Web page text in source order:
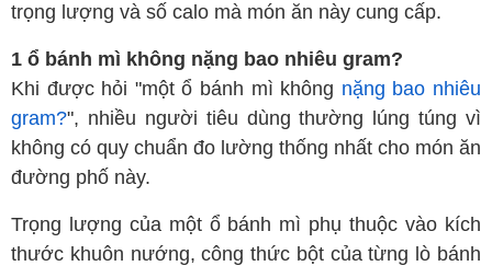
trọng lượng và số calo mà món ăn này cung cấp.
1 ổ bánh mì không nặng bao nhiêu gram?
Khi được hỏi "một ổ bánh mì không nặng bao nhiêu
gram?", nhiều người tiêu dùng thường lúng túng vì
không có quy chuẩn đo lường thống nhất cho món ăn
đường phố này.
Trọng lượng của một ổ bánh mì phụ thuộc vào kích
thước khuôn nướng, công thức bột của từng lò bánh